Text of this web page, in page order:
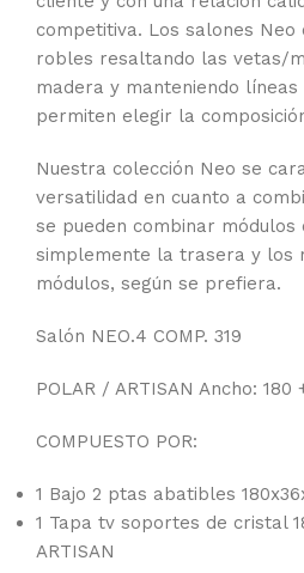
competitiva. Los salones Neo
robles resaltando las vetas/
madera y manteniendo líneas
permiten elegir la
Nuestra colección Neo se
versatilidad en cuanto a
se pueden combinar
simplemente la trasera y los
módulos, según se prefiera.
Salón NEO.4 COMP. 319
POLAR / ARTISAN Ancho: 180
COMPUESTO POR:
1 Bajo 2 ptas abatibles
1 Tapa tv soportes de cristal
ARTISAN